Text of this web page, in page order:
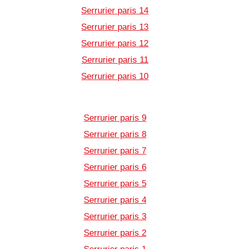
Serrurier paris 14
Serrurier paris 13
Serrurier paris 12
Serrurier paris 11
Serrurier paris 10
Serrurier paris 9
Serrurier paris 8
Serrurier paris 7
Serrurier paris 6
Serrurier paris 5
Serrurier paris 4
Serrurier paris 3
Serrurier paris 2